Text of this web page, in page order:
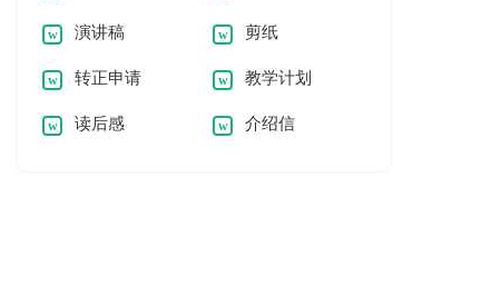
小学作文锦集八篇
演讲稿 剪纸
转正申请 教学计划
读后感 介绍信